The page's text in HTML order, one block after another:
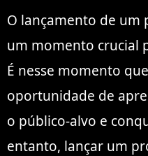
O lançamento de um
um momento crucial
É nesse momento
oportunidade de
o público-alvo e
entanto, lançar um